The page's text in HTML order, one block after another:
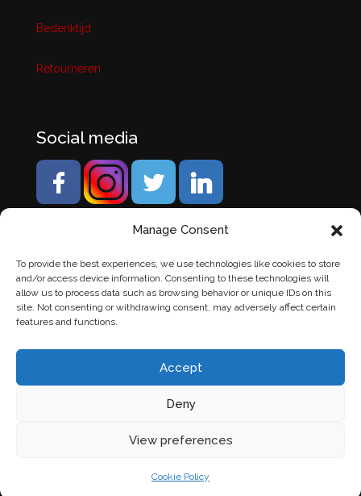
Manage Consent
To provide the best experiences, we use technologies like cookies to store
and/or access device information. Consenting to these technologies will
allow us to process data such as browsing behavior or unique IDs on this
site. Not consenting or withdrawing consent, may adversely affect certain
features and functions.
Accept
Deny
View preferences
Cookie Policy
Bedenktijd
Retourneren
Social media
laten makendoor Chuck's